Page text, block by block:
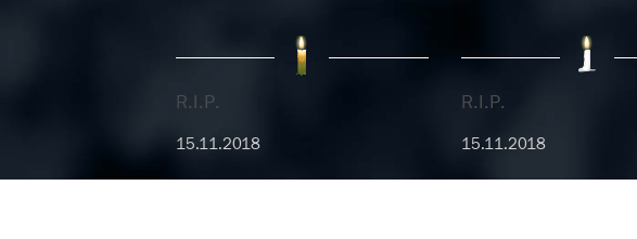
R.I.P.
15.11.2018
R.I.P.
15.11.2018